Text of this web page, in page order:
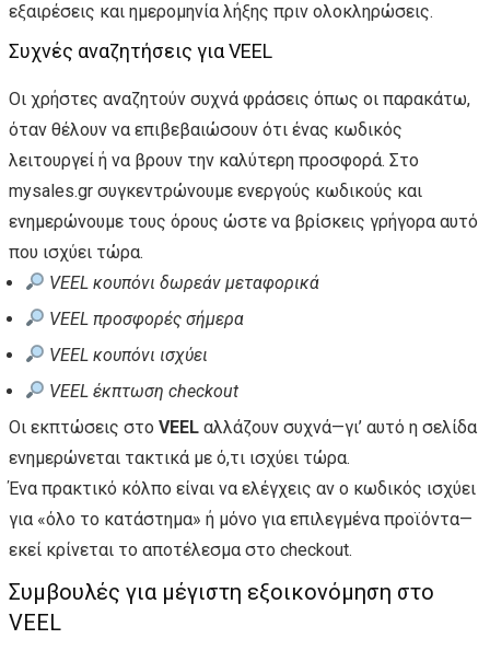
εξαιρέσεις και ημερομηνία λήξης πριν ολοκληρώσεις.
Συχνές αναζητήσεις για VEEL
Οι χρήστες αναζητούν συχνά φράσεις όπως οι παρακάτω,
όταν θέλουν να επιβεβαιώσουν ότι ένας κωδικός
λειτουργεί ή να βρουν την καλύτερη προσφορά. Στο
mysales.gr συγκεντρώνουμε ενεργούς κωδικούς και
ενημερώνουμε τους όρους ώστε να βρίσκεις γρήγορα αυτό
που ισχύει τώρα.
VEEL κουπόνι δωρεάν μεταφορικά
VEEL προσφορές σήμερα
VEEL κουπόνι ισχύει
VEEL έκπτωση checkout
Οι εκπτώσεις στο VEEL αλλάζουν συχνά—γι’ αυτό η σελίδα
ενημερώνεται τακτικά με ό,τι ισχύει τώρα.
Ένα πρακτικό κόλπο είναι να ελέγχεις αν ο κωδικός ισχύει
για «όλο το κατάστημα» ή μόνο για επιλεγμένα προϊόντα—
εκεί κρίνεται το αποτέλεσμα στο checkout.
Συμβουλές για μέγιστη εξοικονόμηση στο
VEEL